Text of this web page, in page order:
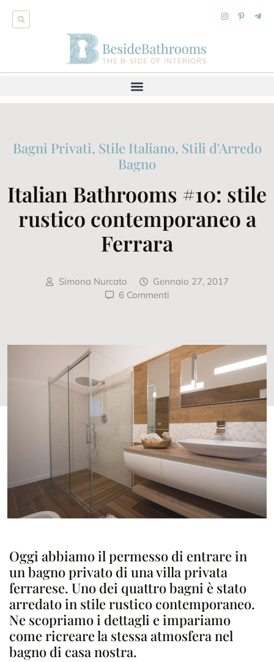
Bagni Privati, Stile Italiano, Stili d'Arredo
Bagno
Italian Bathrooms #10: stile
rustico contemporaneo a
Ferrara
Simona Nurcato
Gennaio 27, 2017
6 Commenti
Oggi abbiamo il permesso di entrare in
un bagno privato di una villa privata
ferrarese. Uno dei quattro bagni è stato
arredato in stile rustico contemporaneo.
Ne scopriamo i dettagli e impariamo
come ricreare la stessa atmosfera nel
bagno di casa nostra.